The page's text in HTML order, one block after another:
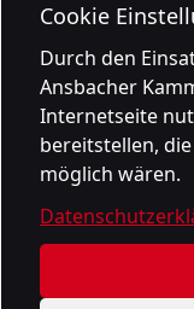
Cookie
Durch den
Ansbacher
Internetseite
bereitstellen,
möglich wären.